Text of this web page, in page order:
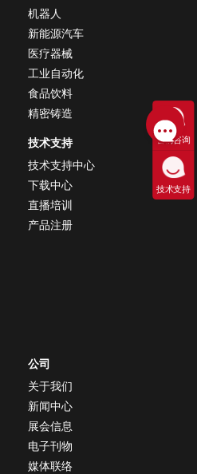
机器人
新能源汽车
医疗器械
工业自动化
食品饮料
精密铸造
技术支持
技术支持中心
下载中心
直播培训
产品注册
公司
关于我们
新闻中心
展会信息
电子刊物
媒体联络
售前咨询
技术支持